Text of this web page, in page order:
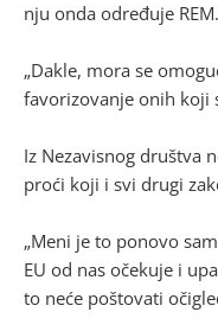
nju onda određuje REM.
„Dakle, mora se
favorizovanje onih koji
Iz Nezavisnog društva
proći koji i svi drugi
„Meni je to ponovo
EU od nas očekuje i
to neće poštovati